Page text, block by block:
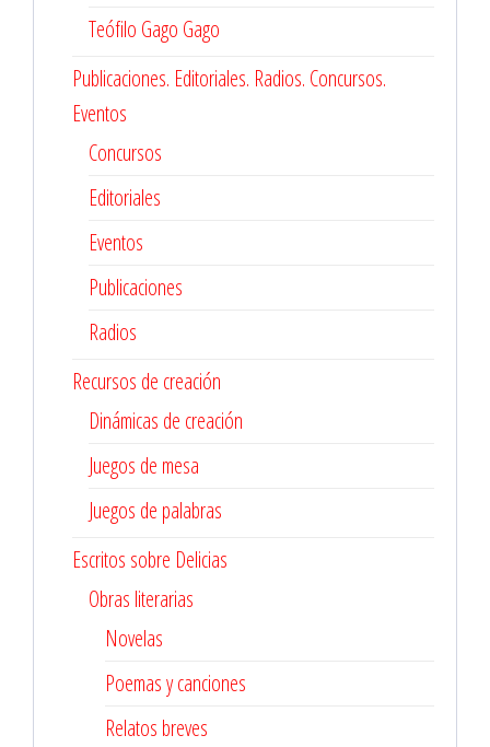
Teófilo Gago Gago
Publicaciones. Editoriales. Radios. Concursos.
Eventos
Concursos
Editoriales
Eventos
Publicaciones
Radios
Recursos de creación
Dinámicas de creación
Juegos de mesa
Juegos de palabras
Escritos sobre Delicias
Obras literarias
Novelas
Poemas y canciones
Relatos breves